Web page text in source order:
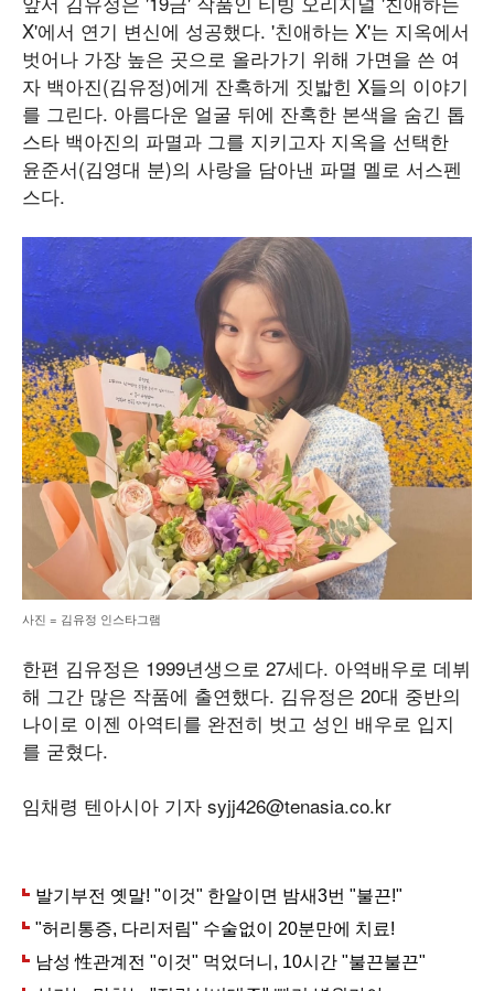
X'에서 연기 변신에 성공했다. '친애하는 X'는 지옥에서
벗어나 가장 높은 곳으로 올라가기 위해 가면을 쓴 여
자 백아진(김유정)에게 잔혹하게 짓밟힌 X들의 이야기
를 그린다. 아름다운 얼굴 뒤에 잔혹한 본색을 숨긴 톱
스타 백아진의 파멸과 그를 지키고자 지옥을 선택한
윤준서(김영대 분)의 사랑을 담아낸 파멸 멜로 서스펜
스다.
사진 = 김유정 인스타그램
한편 김유정은 1999년생으로 27세다. 아역배우로 데뷔
해 그간 많은 작품에 출연했다. 김유정은 20대 중반의
나이로 이젠 아역티를 완전히 벗고 성인 배우로 입지
를 굳혔다.
임채령 텐아시아 기자 syjj426@tenasia.co.kr